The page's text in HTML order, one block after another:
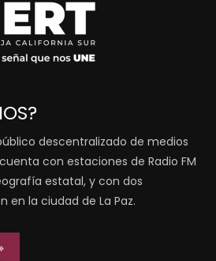
descentralizado de medios
con estaciones de Radio FM
estatal, y con dos
en la ciudad de La Paz.